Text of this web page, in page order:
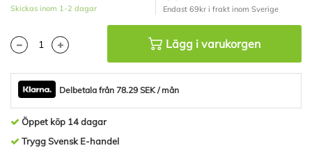
Skickas inom 1-2 dagar
Endast 69kr i frakt inom Sverige
Lägg i varukorgen
Delbetala från 78.29 SEK / mån
Öppet köp 14 dagar
Trygg Svensk E-handel